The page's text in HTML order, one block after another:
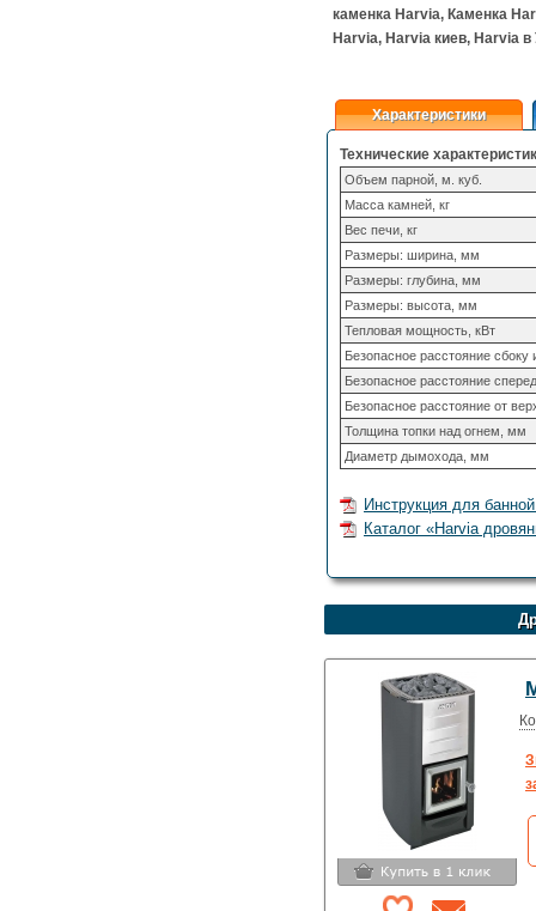
каменка Harvia, Каменка
Harvia, Harvia киев, Harvia в
Характеристики
Технические
Объем парной, м. куб.
Масса камней, кг
Вес печи, кг
Размеры: ширина, мм
Размеры: глубина, мм
Размеры: высота, мм
Тепловая мощность, кВт
Безопасное расстояние сбоку
Безопасное расстояние
Безопасное расстояние от
Толщина топки над огнем, мм
Диаметр дымохода, мм
Инструкция для
Каталог «Harvia